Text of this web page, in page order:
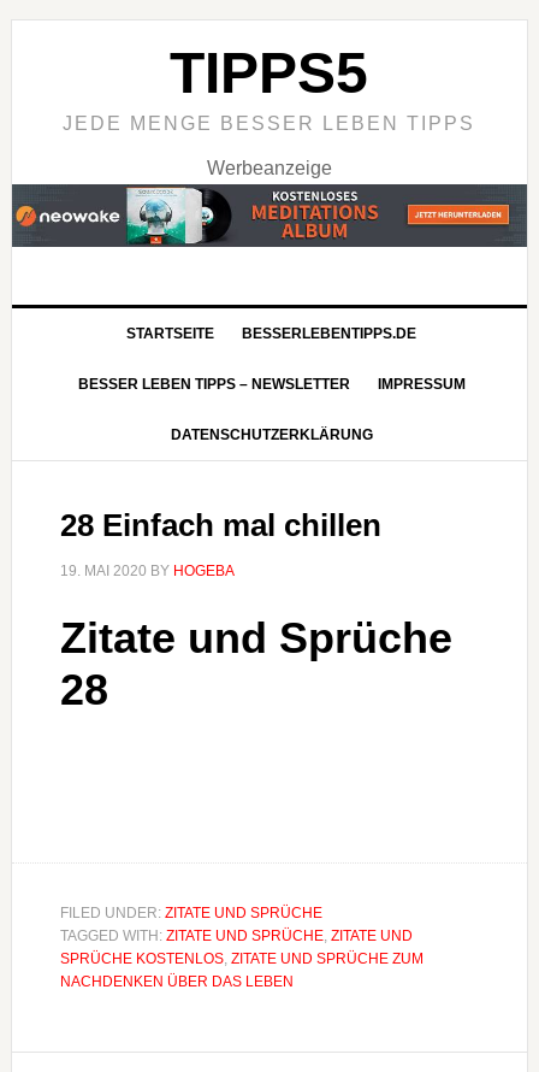
TIPPS5
JEDE MENGE BESSER LEBEN TIPPS
Werbeanzeige
STARTSEITE BESSERLEBENTIPPS.DE
BESSER LEBEN TIPPS – NEWSLETTER IMPRESSUM
DATENSCHUTZERKLÄRUNG
28 Einfach mal chillen
19. MAI 2020 BY HOGEBA
Zitate und Sprüche
28
FILED UNDER: ZITATE UND SPRÜCHE
TAGGED WITH: ZITATE UND SPRÜCHE, ZITATE UND
SPRÜCHE KOSTENLOS, ZITATE UND SPRÜCHE ZUM
NACHDENKEN ÜBER DAS LEBEN